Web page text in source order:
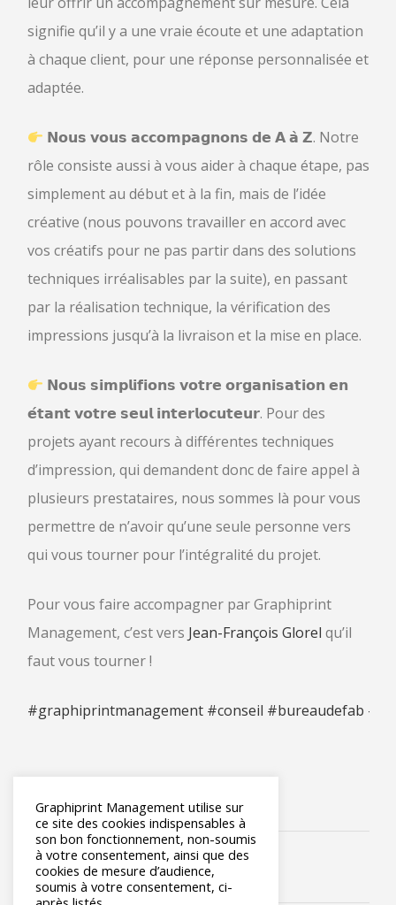
signifie qu’il y a une vraie écoute et une adaptation
à chaque client, pour une réponse personnalisée et
adaptée.
𝗡𝗼𝘂𝘀 𝘃𝗼𝘂𝘀 𝗮𝗰𝗰𝗼𝗺𝗽𝗮𝗴𝗻𝗼𝗻𝘀 𝗱𝗲 𝗔 𝗮̀ 𝗭. Notre
rôle consiste aussi à vous aider à chaque étape, pas
simplement au début et à la fin, mais de l’idée
créative (nous pouvons travailler en accord avec
vos créatifs pour ne pas partir dans des solutions
techniques irréalisables par la suite), en passant
par la réalisation technique, la vérification des
impressions jusqu’à la livraison et la mise en place.
𝗡𝗼𝘂𝘀 𝘀𝗶𝗺𝗽𝗹𝗶𝗳𝗶𝗼𝗻𝘀 𝘃𝗼𝘁𝗿𝗲 𝗼𝗿𝗴𝗮𝗻𝗶𝘀𝗮𝘁𝗶𝗼𝗻 𝗲𝗻
𝗲́𝘁𝗮𝗻𝘁 𝘃𝗼𝘁𝗿𝗲 𝘀𝗲𝘂𝗹 𝗶𝗻𝘁𝗲𝗿𝗹𝗼𝗰𝘂𝘁𝗲𝘂𝗿. Pour des
projets ayant recours à différentes techniques
d’impression, qui demandent donc de faire appel à
plusieurs prestataires, nous sommes là pour vous
permettre de n’avoir qu’une seule personne vers
qui vous tourner pour l’intégralité du projet.
Pour vous faire accompagner par Graphiprint
Management, c’est vers Jean-François Glorel qu’il
faut vous tourner !
#graphiprintmanagement #conseil #bureaudefab
Graphiprint Management utilise sur
ce site des cookies indispensables à
son bon fonctionnement, non-soumis
à votre consentement, ainsi que des
cookies de mesure d’audience,
soumis à votre consentement, ci-